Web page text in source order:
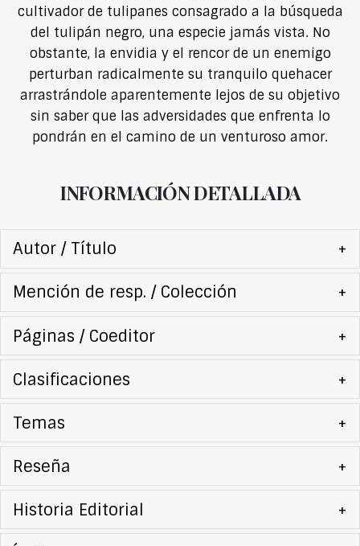
cultivador de tulipanes consagrado a la búsqueda
del tulipán negro, una especie jamás vista. No
obstante, la envidia y el rencor de un enemigo
perturban radicalmente su tranquilo quehacer
arrastrándole aparentemente lejos de su objetivo
sin saber que las adversidades que enfrenta lo
pondrán en el camino de un venturoso amor.
INFORMACIÓN DETALLADA
Autor / Título +
Mención de resp. / Colección +
Páginas / Coeditor +
Clasificaciones +
Temas +
Reseña +
Historia Editorial +